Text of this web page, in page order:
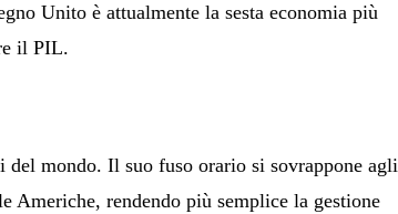
Unito è attualmente la sesta economia più
il PIL.
mondo. Il suo fuso orario si sovrappone agli
Americhe, rendendo più semplice la gestione